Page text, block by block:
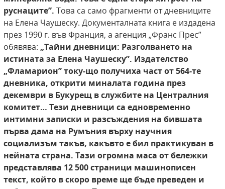
руснаците”. Това са само фрагменти от дневниците
на Елена Чаушеску. Документалната книга е издадена
през 1990 г. във Франция, а агенция „Франс Прес”
обявява: „Тайни дневници: Разголването на
истината за Елена Чаушеску”. Издателство
„Фламарион” току-що получиха част от 564-те
дневника, открити миналата година през
декември в Букурещ в службите на Централния
комитет… Тези дневници са едновременно
интимни записки и разсъждения на бившата
първа дама на Румъния върху научния
социализъм такъв, какъвто е бил практикуван в
нейната страна. Тази огромна маса отбележки
представлява 12 500 страници машинописен
текст, който в скоро време ще бъде преведен и